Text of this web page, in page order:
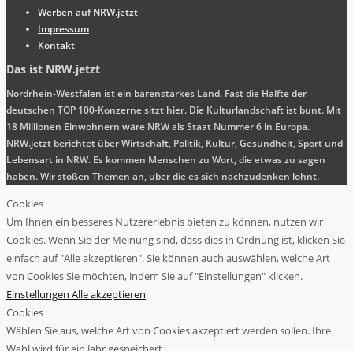
Werben auf NRW.jetzt
Impressum
Kontakt
Das ist NRW.jetzt
Nordrhein-Westfalen ist ein bärenstarkes Land. Fast die Hälfte der
deutschen TOP 100-Konzerne sitzt hier. Die Kulturlandschaft ist bunt. Mit
18 Millionen Einwohnern wäre NRW als Staat Nummer 6 in Europa.
NRW.jetzt berichtet über Wirtschaft, Politik, Kultur, Gesundheit, Sport und
Lebensart in NRW. Es kommen Menschen zu Wort, die etwas zu sagen
haben. Wir stoßen Themen an, über die es sich nachzudenken lohnt.
Cookies
Um Ihnen ein besseres Nutzererlebnis bieten zu können, nutzen wir
Cookies. Wenn Sie der Meinung sind, dass dies in Ordnung ist, klicken Sie
einfach auf "Alle akzeptieren". Sie können auch auswählen, welche Art
von Cookies Sie möchten, indem Sie auf "Einstellungen" klicken.
Einstellungen Alle akzeptieren
Cookies
Wählen Sie aus, welche Art von Cookies akzeptiert werden sollen. Ihre